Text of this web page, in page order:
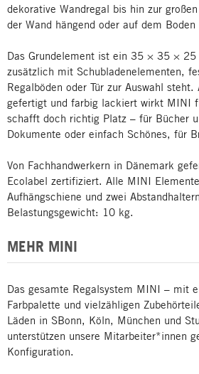
dekorative Wandregal bis hin zur
der Wand hängend oder auf dem
Das Grundelement ist ein 35 × 35 × 25
zusätzlich mit Schubladenelementen,
Regalböden oder Tür zur Auswahl
gefertigt und farbig lackiert wirkt MINI
schafft doch richtig Platz – für Bücher
Dokumente oder einfach Schönes, für
Von Fachhandwerkern in Dänemark
Ecolabel zertifiziert. Alle MINI
Aufhängschiene und zwei
Belastungsgewicht: 10 kg.
MEHR MINI
Das gesamte Regalsystem MINI – mit
Farbpalette und vielzähligen
Läden in SBonn, Köln, München und
unterstützen unsere Mitarbeiter*innen
Konfiguration.